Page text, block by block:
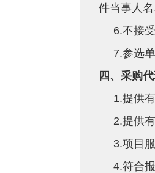
件当事人
6.不接
7.参选
四、 采购
1.提供
2.提供
3.项目
4.符合